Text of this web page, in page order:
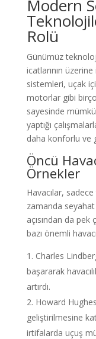
Modern
Rolü
Günümüz
icatlarının
sistemleri, uçak
motorlar gibi
sayesinde
yaptığı
daha konforlu ve
Öncü
Örnekler
Havacılar,
zamanda
açısından da
bazı önemli
Charles
başararak
artırdı.
Howard
geliştirilmesine
irtifalarda uçuş